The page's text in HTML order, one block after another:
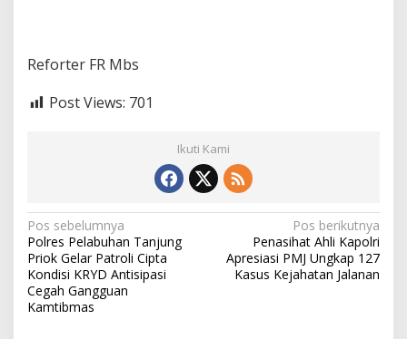
Reforter FR Mbs
Post Views: 701
Ikuti Kami
N
a
v
i
Pos sebelumnya
Polres Pelabuhan Tanjung
Priok Gelar Patroli Cipta
Kondisi KRYD Antisipasi
Cegah Gangguan
Kamtibmas
Pos berikutnya
Penasihat Ahli Kapolri
Apresiasi PMJ Ungkap 127
Kasus Kejahatan Jalanan